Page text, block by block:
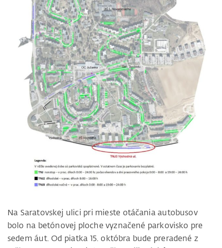
Na Saratovskej ulici pri mieste otáčania autobusov
bolo na betónovej ploche vyznačené parkovisko pre
sedem áut. Od piatka 15. októbra bude preradené z